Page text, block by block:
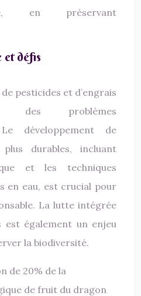
en préservant
défis
pesticides et d’engrais
des problèmes
Le développement de
durables, incluant
et les techniques
en eau, est crucial pour
La lutte intégrée
est également un enjeu
la biodiversité.
de 20% de la
de fruit du dragon